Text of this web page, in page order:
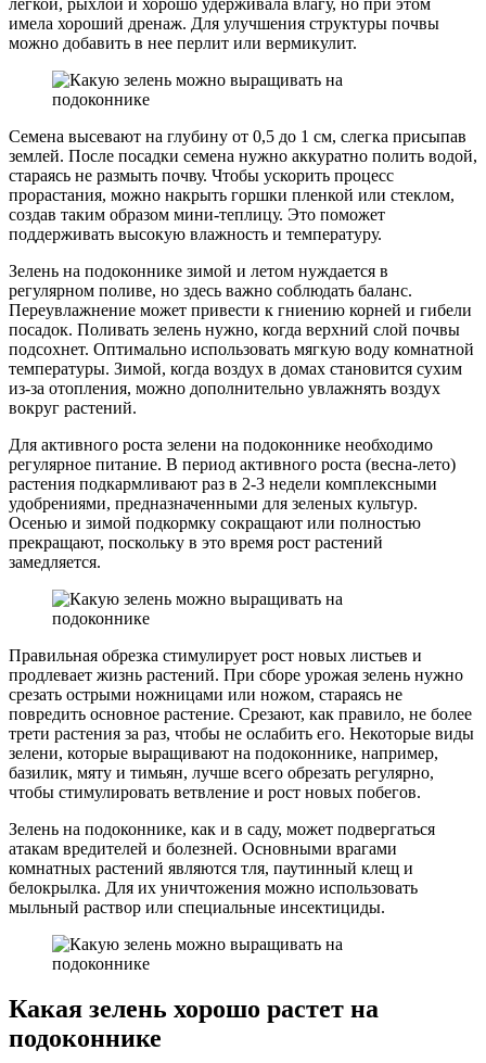
имела хороший дренаж. Для улучшения структуры почвы
можно добавить в нее перлит или вермикулит.
Семена высевают на глубину от 0,5 до 1 см, слегка присыпав
землей. После посадки семена нужно аккуратно полить водой,
стараясь не размыть почву. Чтобы ускорить процесс
прорастания, можно накрыть горшки пленкой или стеклом,
создав таким образом мини-теплицу. Это поможет
поддерживать высокую влажность и температуру.
Зелень на подоконнике зимой и летом нуждается в
регулярном поливе, но здесь важно соблюдать баланс.
Переувлажнение может привести к гниению корней и гибели
посадок. Поливать зелень нужно, когда верхний слой почвы
подсохнет. Оптимально использовать мягкую воду комнатной
температуры. Зимой, когда воздух в домах становится сухим
из-за отопления, можно дополнительно увлажнять воздух
вокруг растений.
Для активного роста зелени на подоконнике необходимо
регулярное питание. В период активного роста (весна-лето)
растения подкармливают раз в 2-3 недели комплексными
удобрениями, предназначенными для зеленых культур.
Осенью и зимой подкормку сокращают или полностью
прекращают, поскольку в это время рост растений
замедляется.
Правильная обрезка стимулирует рост новых листьев и
продлевает жизнь растений. При сборе урожая зелень нужно
срезать острыми ножницами или ножом, стараясь не
повредить основное растение. Срезают, как правило, не более
трети растения за раз, чтобы не ослабить его. Некоторые виды
зелени, которые выращивают на подоконнике, например,
базилик, мяту и тимьян, лучше всего обрезать регулярно,
чтобы стимулировать ветвление и рост новых побегов.
Зелень на подоконнике, как и в саду, может подвергаться
атакам вредителей и болезней. Основными врагами
комнатных растений являются тля, паутинный клещ и
белокрылка. Для их уничтожения можно использовать
мыльный раствор или специальные инсектициды.
Какая зелень хорошо растет на
подоконнике